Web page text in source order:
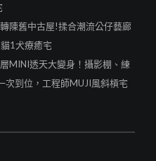
陳舊中古屋!揉合潮流公仔藝廊
1犬療癒宅
MINI透天大變身！攝影棚、練
次到位，工程師MUJI風斜槓宅